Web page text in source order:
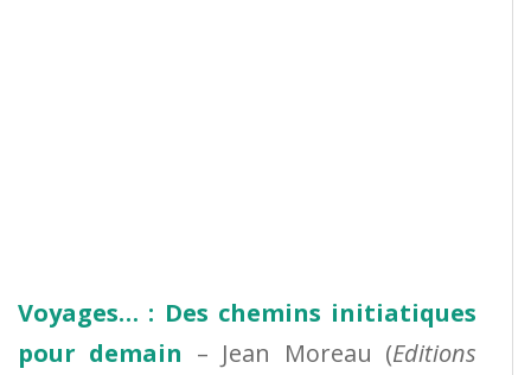
Voyages… : Des chemins initiatiques
pour demain – Jean Moreau (Editions